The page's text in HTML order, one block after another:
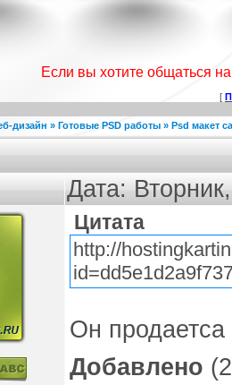
: Irene
Шаблон для ucoz Gaming Off.
Категория :
Если вы хотите общаться
[
дизайн » Готовые PSD работы » Psd макет
Дата:
Цитата
http://
Он
Добавлено